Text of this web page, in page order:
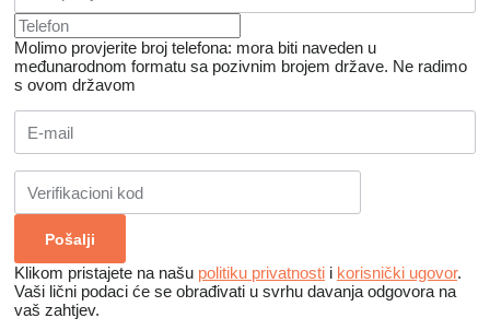
Molimo provjerite broj telefona: mora biti naveden u
međunarodnom formatu sa pozivnim brojem države. Ne radimo
s ovom državom
Klikom pristajete na našu politiku privatnosti i korisnički ugovor.
Vaši lični podaci će se obrađivati ​​u svrhu davanja odgovora na
vaš zahtjev.